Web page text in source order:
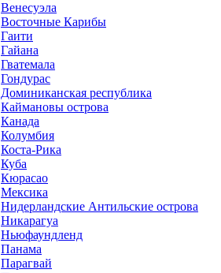
Венесуэла
Восточные Карибы
Гаити
Гайана
Гватемала
Гондурас
Доминиканская республика
Каймановы острова
Канада
Колумбия
Коста-Рика
Куба
Кюрасао
Мексика
Нидерландские Антильские острова
Никарагуа
Ньюфаундленд
Панама
Парагвай